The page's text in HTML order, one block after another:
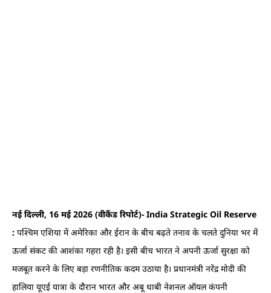
नई दिल्ली, 16 मई 2026 (वीकैंड रिपोर्ट)- India Strategic Oil Reserve
: पश्चिम एशिया में अमेरिका और ईरान के बीच बढ़ते तनाव के चलते दुनिया भर में
ऊर्जा संकट की आशंका गहरा रही है। इसी बीच भारत ने अपनी ऊर्जा सुरक्षा को
मजबूत करने के लिए बड़ा रणनीतिक कदम उठाया है। प्रधानमंत्री नरेंद्र मोदी की
हालिया यूएई यात्रा के दौरान भारत और अबू धाबी नेशनल ऑयल कंपनी